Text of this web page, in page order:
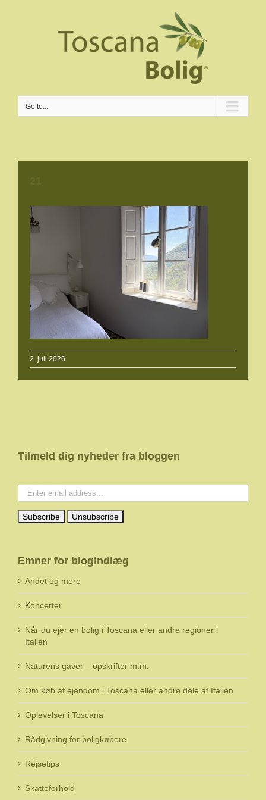
Go to...
2. juli 2026
Tilmeld dig nyheder fra bloggen
Emner for blogindlæg
Andet og mere
Koncerter
Når du ejer en bolig i Toscana eller andre regioner i
Italien
Naturens gaver – opskrifter m.m.
Om køb af ejendom i Toscana eller andre dele af Italien
Oplevelser i Toscana
Rådgivning for boligkøbere
Rejsetips
Skatteforhold